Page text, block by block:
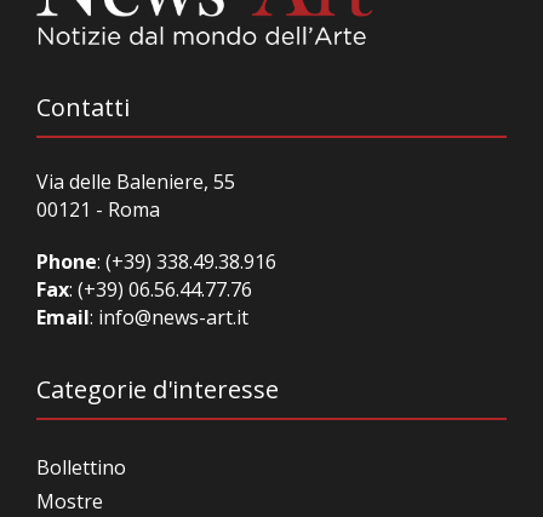
Contatti
Via delle Baleniere, 55
00121 - Roma
Phone: (+39) 338.49.38.916
Fax: (+39) 06.56.44.77.76
Email: info@news-art.it
Categorie d'interesse
Bollettino
Mostre